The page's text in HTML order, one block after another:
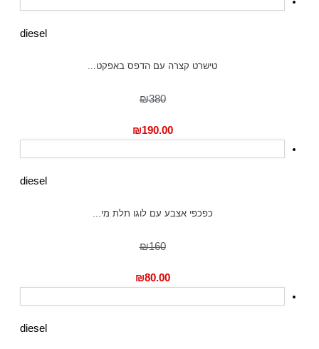
diesel
טישרט קצרה עם הדפס באפקט...
₪380
₪190.00
diesel
כפכפי אצבע עם לוגו תלת מי...
₪160
₪80.00
diesel